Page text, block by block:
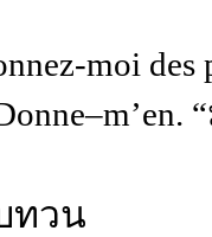
moi des
“
ทวน